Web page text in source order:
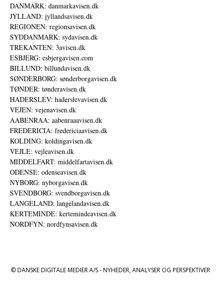
DANMARK: danmarkavisen.dk
JYLLAND: jyllandsavisen.dk
REGIONEN: regionsavisen.dk
SYDDANMARK: sydavisen.dk
TREKANTEN: 3avisen.dk
ESBJERG: esbjergavisen.com
BILLUND: billundavisen.dk
SØNDERBORG: sønderborgavisen.dk
TØNDER: tønderavisen.dk
HADERSLEV: haderslevavisen.dk
VEJEN: vejenavisen.dk
AABENRAA: aabenraaavisen.dk
FREDERICIA: fredericiaavisen.dk
KOLDING: koldingavisen.dk
VEJLE: vejleavisen.dk
MIDDELFART: middelfartavisen.dk
ODENSE: odenseavisen.dk
NYBORG: nyborgavisen.dk
SVENDBORG: svendborgavisen.dk
LANGELAND: langelandavisen.dk
KERTEMINDE: kertemindeavisen.dk
NORDFYN: nordfynsavisen.dk
© DANSKE DIGITALE MEDIER A/S - NYHEDER, ANALYSER OG PERSPEKTIVER